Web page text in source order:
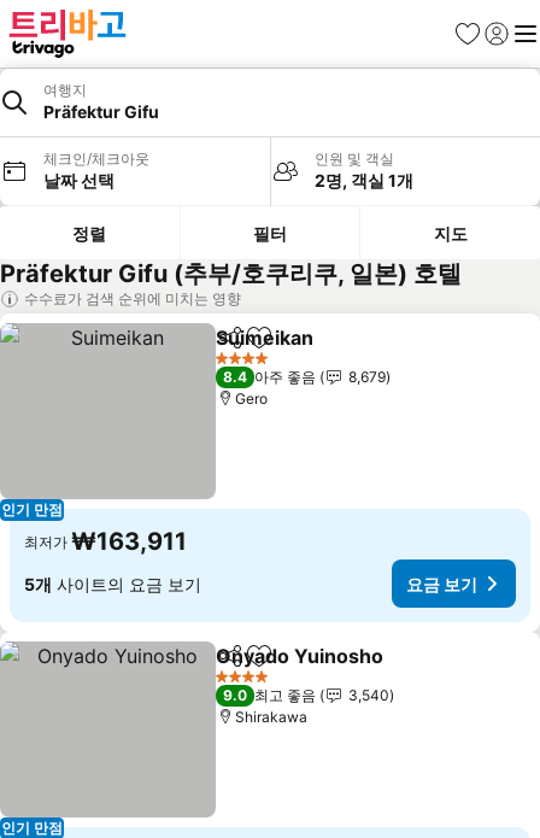
즐겨찾기
로그인
메
여행지
Präfektur Gifu
체크인/체크아웃
날짜 선택
인원 및 객실
2명, 객실 1개
정렬 필터 지도
Präfektur Gifu (추부/호쿠리쿠, 일본) 호텔
수수료가 검색 순위에 미치는 영향
인기 만점
공유 즐겨찾기에 추가
Suimeikan
4 성급
8.4 아주 좋음
8,679
Gero
최저가 ₩163,911
5개 사이트의 요금 보기 요금 보기
인기 만점
공유 즐겨찾기에 추가
Onyado Yuinosho
4 성급
9.0 최고 좋음
3,540
Shirakawa